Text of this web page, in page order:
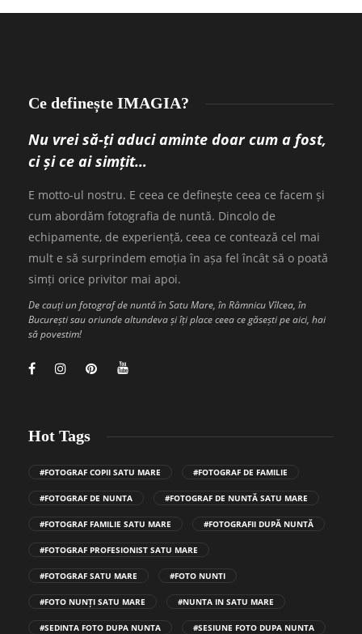
Ce definește IMAGIA?
Nu vrei să-ți aduci aminte doar cum a fost,
ci și ce ai simțit…
E motto-ul nostru. E ceea ce definește ceea ce facem și
cum abordăm fotografia de nuntă. Dincolo de
echipamente, de experiență, ceea ce contează cel mai
mult e să surprindem emoția în așa fel încât să o poată
simți orice privitor mai apoi.
De cauți un fotograf de nuntă în Satu Mare, în Râmnicu Vîlcea, în
București sau oriunde altundeva și îți place ceea ce găsești pe aici, hai
să povestim!
Hot Tags
#FOTOGRAF COPII SATU MARE #FOTOGRAF DE FAMILIE
#FOTOGRAF DE NUNTA #FOTOGRAF DE NUNTĂ SATU MARE
#FOTOGRAF FAMILIE SATU MARE #FOTOGRAFII DUPĂ NUNTĂ
#FOTOGRAF PROFESIONIST SATU MARE
#FOTOGRAF SATU MARE #FOTO NUNTI
#FOTO NUNȚI SATU MARE #NUNTA IN SATU MARE
#SEDINTA FOTO DUPA NUNTA #SESIUNE FOTO DUPA NUNTA